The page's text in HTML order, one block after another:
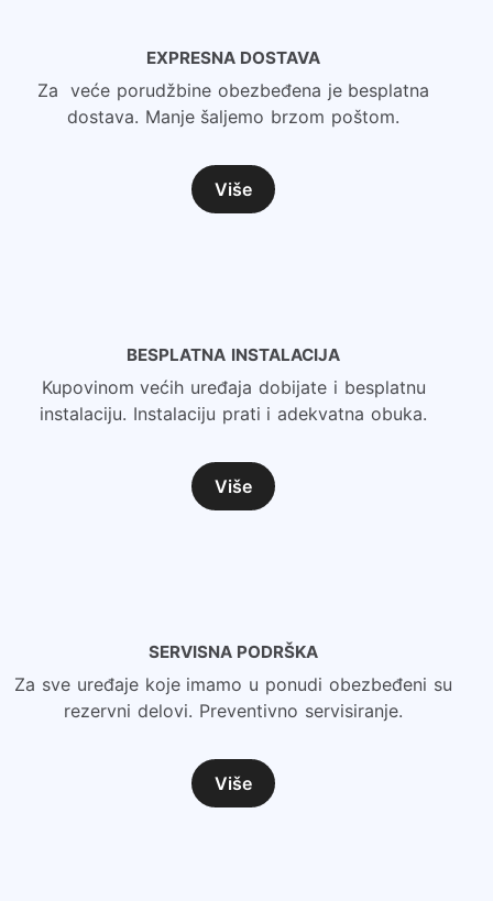
EXPRESNA DOSTAVA
Za veće porudžbine obezbeđena je besplatna
dostava. Manje šaljemo brzom poštom.
Više
BESPLATNA INSTALACIJA
Kupovinom većih uređaja dobijate i besplatnu
instalaciju. Instalaciju prati i adekvatna obuka.
Više
SERVISNA PODRŠKA
Za sve uređaje koje imamo u ponudi obezbeđeni su
rezervni delovi. Preventivno servisiranje.
Više